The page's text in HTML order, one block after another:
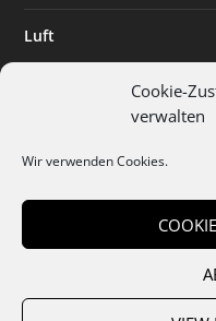
Cookie-
verwalten
Wir verwenden Cookies.
Luft
Digitalisierung